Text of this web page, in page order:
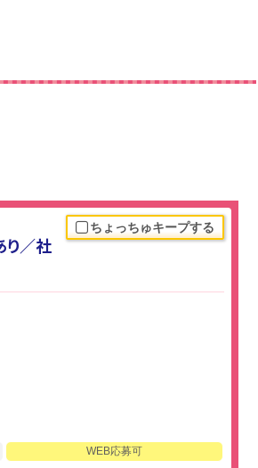
ちょっちゅキープする
り／社
WEB応募可